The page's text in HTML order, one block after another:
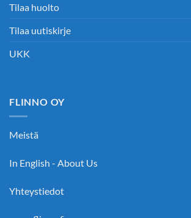
Tilaa huolto
Tilaa uutiskirje
UKK
FLINNO OY
Meistä
In English - About Us
Yhteystiedot